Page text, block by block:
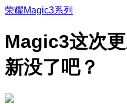
荣耀Magic3系列
Magic3这次
新没了吧？